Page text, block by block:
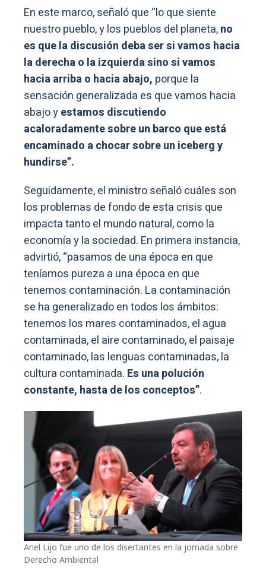
En este marco, señaló que “lo que siente
nuestro pueblo, y los pueblos del planeta,no
es que la discusión deba ser si vamos hacia
la derecha o la izquierda sino si vamos
hacia arriba o hacia abajo, porque la
sensación generalizada es que vamos hacia
abajo yestamos discutiendo
acaloradamente sobre un barco que está
encaminado a chocar sobre un iceberg y
hundirse”.
Seguidamente, el ministro señaló cuáles son
los problemas de fondo de esta crisis que
impacta tanto el mundo natural, como la
economía y la sociedad. En primera instancia,
advirtió, “pasamos de una época en que
teníamos pureza a una época en que
tenemos contaminación. La contaminación
se ha generalizado en todos los ámbitos:
tenemos los mares contaminados, el agua
contaminada, el aire contaminado, el paisaje
contaminado, las lenguas contaminadas, la
cultura contaminada. Es una polución
constante, hasta de los conceptos”.
Ariel Lijo fue uno de los disertantes en la jornada sobre
Derecho Ambiental